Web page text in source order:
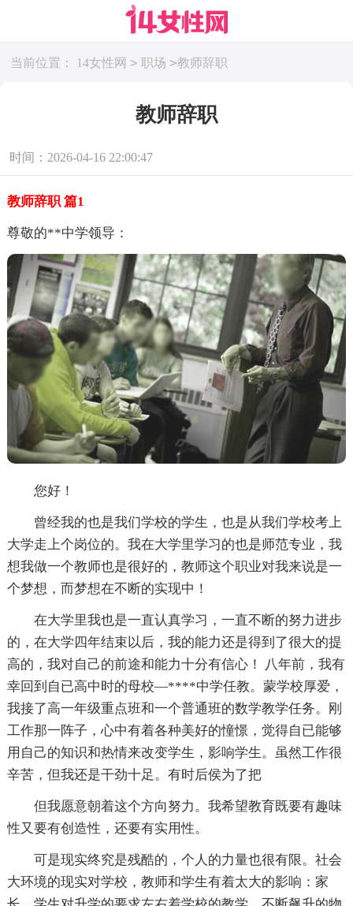
当前位置： 14女性网 > 职场 >教师辞职
教师辞职
时间：2026-04-16 22:00:47
教师辞职 篇1
尊敬的**中学领导：
您好！
曾经我的也是我们学校的学生，也是从我们学校考上
大学走上个岗位的。我在大学里学习的也是师范专业，我
想我做一个教师也是很好的，教师这个职业对我来说是一
个梦想，而梦想在不断的实现中！
在大学里我也是一直认真学习，一直不断的努力进步
的，在大学四年结束以后，我的能力还是得到了很大的提
高的，我对自己的前途和能力十分有信心！ 八年前，我有
幸回到自已高中时的母校—****中学任教。蒙学校厚爱，
我接了高一年级重点班和一个普通班的数学教学任务。刚
工作那一阵子，心中有着各种美好的憧憬，觉得自已能够
用自己的知识和热情来改变学生，影响学生。虽然工作很
辛苦，但我还是干劲十足。有时后侯为了把
但我愿意朝着这个方向努力。我希望教育既要有趣味
性又要有创造性，还要有实用性。
可是现实终究是残酷的，个人的力量也很有限。社会
大环境的现实对学校，教师和学生有着太大的影响：家